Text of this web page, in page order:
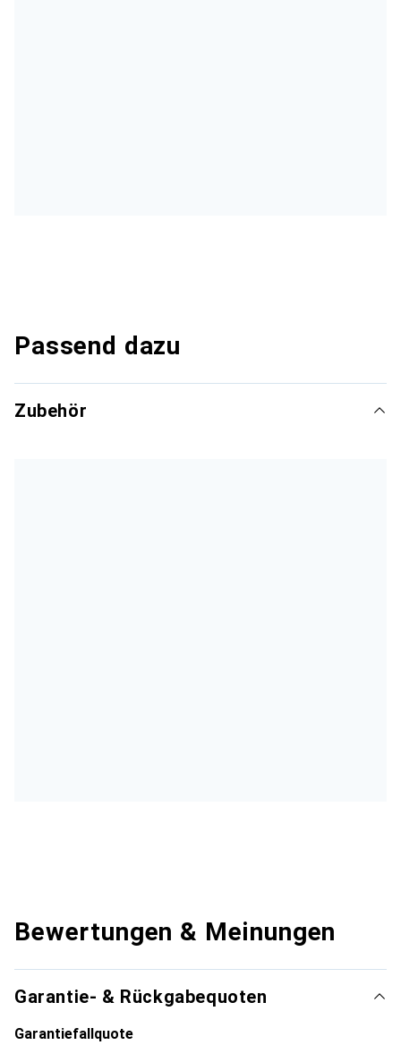
Passend dazu
Zubehör
Bewertungen & Meinungen
Garantie- & Rückgabequoten
Garantiefallquote